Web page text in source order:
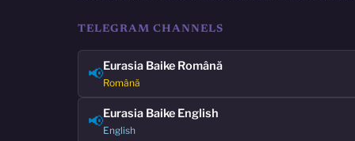
TELEGRAM CHANNELS
📢Eurasia Baike Română
Română
📢Eurasia Baike English
English